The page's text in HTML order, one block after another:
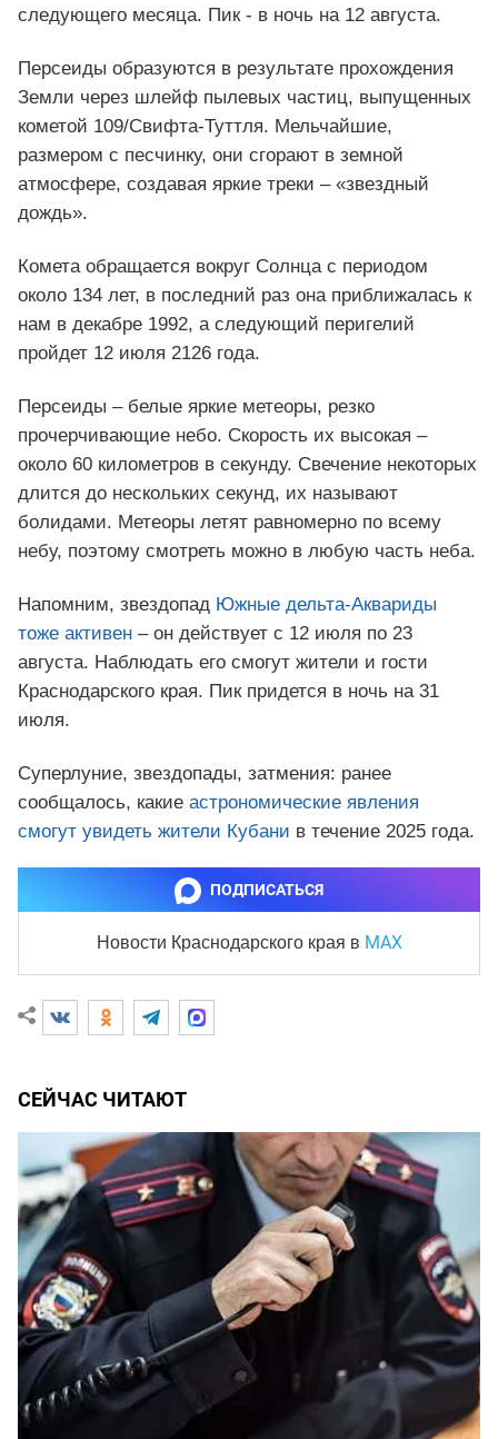
следующего месяца. Пик - в ночь на 12 августа.
Персеиды образуются в результате прохождения
Земли через шлейф пылевых частиц, выпущенных
кометой 109/Свифта-Туттля. Мельчайшие,
размером с песчинку, они сгорают в земной
атмосфере, создавая яркие треки – «звездный
дождь».
Комета обращается вокруг Солнца с периодом
около 134 лет, в последний раз она приближалась к
нам в декабре 1992, а следующий перигелий
пройдет 12 июля 2126 года.
Персеиды – белые яркие метеоры, резко
прочерчивающие небо. Скорость их высокая –
около 60 километров в секунду. Свечение некоторых
длится до нескольких секунд, их называют
болидами. Метеоры летят равномерно по всему
небу, поэтому смотреть можно в любую часть неба.
Напомним, звездопад Южные дельта-Аквариды
тоже активен – он действует с 12 июля по 23
августа. Наблюдать его смогут жители и гости
Краснодарского края. Пик придется в ночь на 31
июля.
Суперлуние, звездопады, затмения: ранее
сообщалось, какие астрономические явления
смогут увидеть жители Кубани в течение 2025 года.
ПОДПИСАТЬСЯ
Новости Краснодарского края в MAX
СЕЙЧАС ЧИТАЮТ